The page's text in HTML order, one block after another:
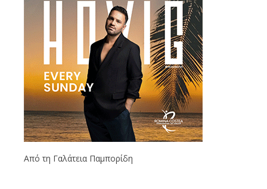
Από τη Γαλάτεια Παμπορίδη